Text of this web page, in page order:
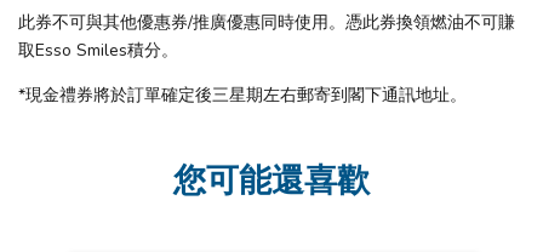
此券不可與其他優惠券/推廣優惠同時使用。憑此券換領燃油不可賺
取Esso Smiles積分。
*現金禮券將於訂單確定後三星期左右郵寄到閣下通訊地址。
您可能還喜歡